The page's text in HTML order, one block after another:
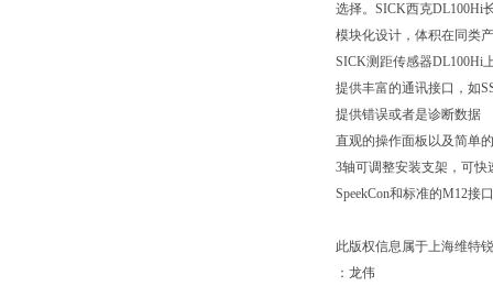
选择。SICK西克DL100Hi
模块化设计，体积在同类
SICK测距传感器DL100Hi
提供丰富的通讯接口，如
提供错误或者是诊断数据
直观的操作面板以及简单
3轴可调整安装支架，可快
SpeekCon和标准的M12接口
此版权信息属于上海维特
：龙伟